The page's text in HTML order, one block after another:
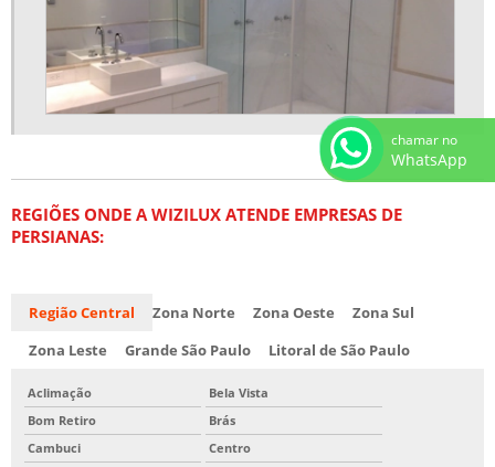
REGIÕES ONDE A WIZILUX ATENDE EMPRESAS DE
PERSIANAS:
Região Central Zona Norte Zona Oeste
Zona Sul
Zona Leste
Grande São Paulo Litoral de São Paulo
Aclimação
Bela Vista
Bom Retiro
Brás
Cambuci
Centro
chamar no
WhatsApp